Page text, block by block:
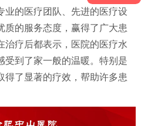
的医疗团队、先进的医疗设
质的服务态度，赢得了广大患
治疗后都表示，医院的医疗水
受到了家一般的温暖。特别是
得了显著的疗效，帮助许多患